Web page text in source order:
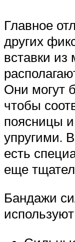
Главное
других
вставки из
Они могут
чтобы
поясницы
упругими.
есть
еще
Бандажи